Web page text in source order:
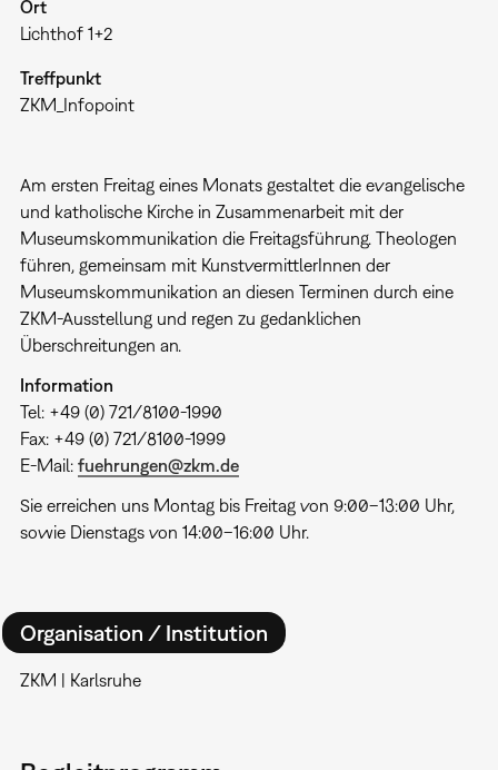
Ort
Lichthof 1+2
Treffpunkt
ZKM_Infopoint
Am ersten Freitag eines Monats gestaltet die evangelische
und katholische Kirche in Zusammenarbeit mit der
Museumskommunikation die Freitagsführung. Theologen
führen, gemeinsam mit KunstvermittlerInnen der
Museumskommunikation an diesen Terminen durch eine
ZKM-Ausstellung und regen zu gedanklichen
Überschreitungen an.
Information
Tel: +49 (0) 721/8100-1990
Fax: +49 (0) 721/8100-1999
E-Mail: fuehrungen@zkm.de
Sie erreichen uns Montag bis Freitag von 9:00–13:00 Uhr,
sowie Dienstags von 14:00–16:00 Uhr.
Organisation / Institution
ZKM | Karlsruhe